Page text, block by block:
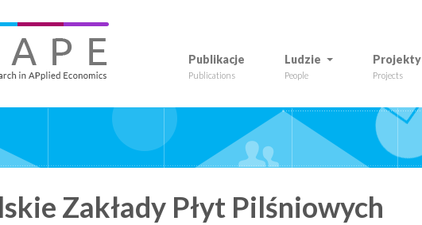
Publikacje
Publications
Ludzie
People
Projekty
Projects
Zakłady Płyt Pilśniowych